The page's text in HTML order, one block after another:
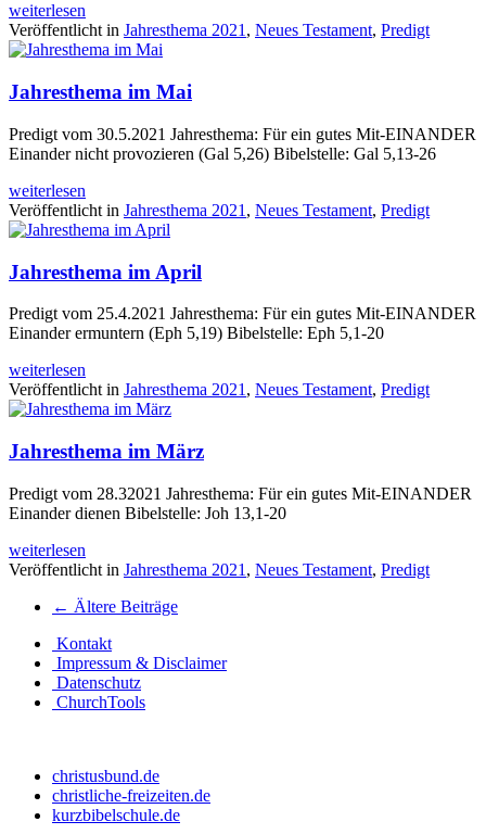
weiterlesen
Veröffentlicht in Jahresthema 2021 , Neues Testament, Predigt
Jahresthema im Mai
Predigt vom 30.5.2021 Jahresthema: Für ein gutes Mit-EINANDER
Einander nicht provozieren (Gal 5,26) Bibelstelle: Gal 5,13-26
weiterlesen
Veröffentlicht in Jahresthema 2021 , Neues Testament, Predigt
Jahresthema im April
Predigt vom 25.4.2021 Jahresthema: Für ein gutes Mit-EINANDER
Einander ermuntern (Eph 5,19) Bibelstelle: Eph 5,1-20
weiterlesen
Veröffentlicht in Jahresthema 2021 , Neues Testament, Predigt
Jahresthema im März
Predigt vom 28.32021 Jahresthema: Für ein gutes Mit-EINANDER
Einander dienen Bibelstelle: Joh 13,1-20
weiterlesen
Veröffentlicht in Jahresthema 2021 , Neues Testament, Predigt
Beitrags
Navigation
← Ältere Beiträge
Kontakt
Impressum & Disclaimer
Datenschutz
ChurchTools
christusbund.de
christliche-freizeiten.de
kurzbibelschule.de